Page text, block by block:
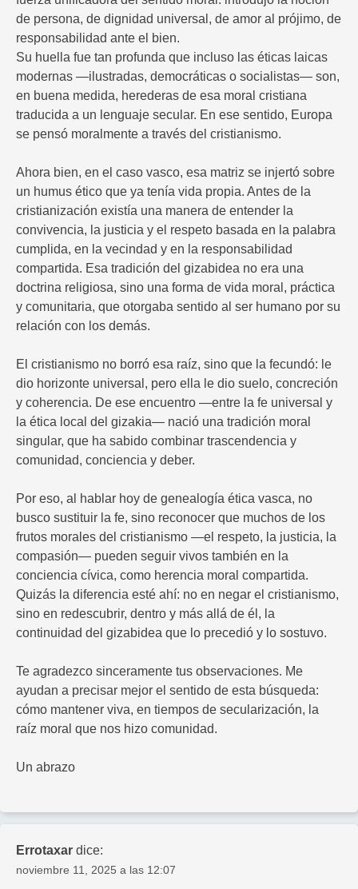
de persona, de dignidad universal, de amor al prójimo, de
responsabilidad ante el bien.
Su huella fue tan profunda que incluso las éticas laicas
modernas —ilustradas, democráticas o socialistas— son,
en buena medida, herederas de esa moral cristiana
traducida a un lenguaje secular. En ese sentido, Europa
se pensó moralmente a través del cristianismo.
Ahora bien, en el caso vasco, esa matriz se injertó sobre
un humus ético que ya tenía vida propia. Antes de la
cristianización existía una manera de entender la
convivencia, la justicia y el respeto basada en la palabra
cumplida, en la vecindad y en la responsabilidad
compartida. Esa tradición del gizabidea no era una
doctrina religiosa, sino una forma de vida moral, práctica
y comunitaria, que otorgaba sentido al ser humano por su
relación con los demás.
El cristianismo no borró esa raíz, sino que la fecundó: le
dio horizonte universal, pero ella le dio suelo, concreción
y coherencia. De ese encuentro —entre la fe universal y
la ética local del gizakia— nació una tradición moral
singular, que ha sabido combinar trascendencia y
comunidad, conciencia y deber.
Por eso, al hablar hoy de genealogía ética vasca, no
busco sustituir la fe, sino reconocer que muchos de los
frutos morales del cristianismo —el respeto, la justicia, la
compasión— pueden seguir vivos también en la
conciencia cívica, como herencia moral compartida.
Quizás la diferencia esté ahí: no en negar el cristianismo,
sino en redescubrir, dentro y más allá de él, la
continuidad del gizabidea que lo precedió y lo sostuvo.
Te agradezco sinceramente tus observaciones. Me
ayudan a precisar mejor el sentido de esta búsqueda:
cómo mantener viva, en tiempos de secularización, la
raíz moral que nos hizo comunidad.
Un abrazo
Errotaxar dice:
noviembre 11, 2025 a las 12:07